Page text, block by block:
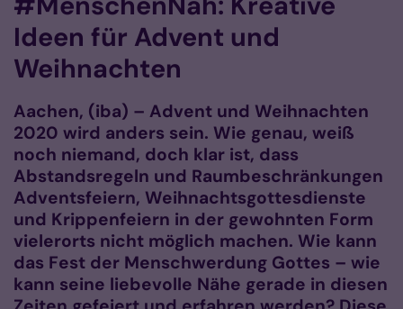
Ideen für Advent und
Weihnachten
Aachen, (iba) – Advent und Weihnachten
2020 wird anders sein. Wie genau, weiß
noch niemand, doch klar ist, dass
Abstandsregeln und Raumbeschränkungen
Adventsfeiern, Weihnachtsgottesdienste
und Krippenfeiern in der gewohnten Form
vielerorts nicht möglich machen. Wie kann
das Fest der Menschwerdung Gottes – wie
kann seine liebevolle Nähe gerade in diesen